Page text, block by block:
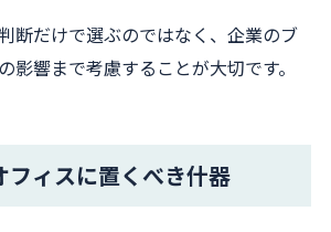
断だけで選ぶのではなく、企業のブ
影響まで考慮することが大切です。
フィスに置くべき什器